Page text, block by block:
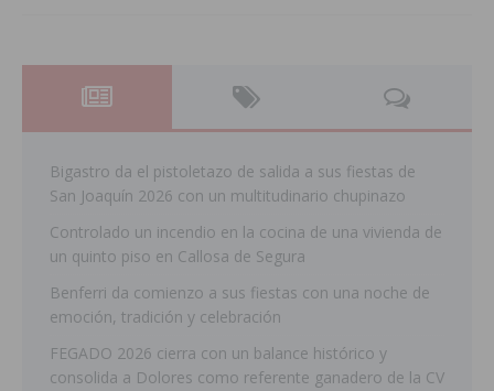
Bigastro da el pistoletazo de salida a sus fiestas de
San Joaquín 2026 con un multitudinario chupinazo
Controlado un incendio en la cocina de una vivienda de
un quinto piso en Callosa de Segura
Benferri da comienzo a sus fiestas con una noche de
emoción, tradición y celebración
FEGADO 2026 cierra con un balance histórico y
consolida a Dolores como referente ganadero de la CV